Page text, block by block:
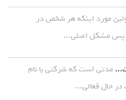
مورد اینکه هر شخص در
مدتی است که شرکتی با نام
در حال فعالی...